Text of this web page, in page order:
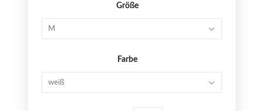
Größe
M
Farbe
weiß